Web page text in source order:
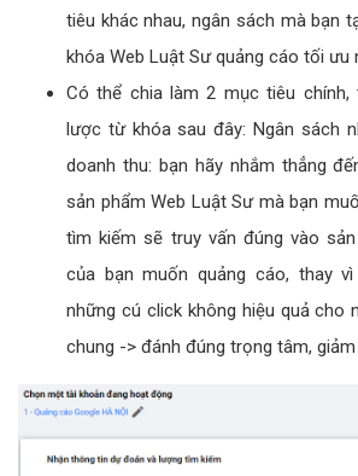
tiêu khác nhau, ngân sách mà bạn
khóa Web Luật Sư quảng cáo tối ưu
Có thể chia làm 2 mục tiêu chính,
lược từ khóa sau đây: Ngân sách
doanh thu: bạn hãy nhắm thẳng
sản phẩm Web Luật Sư mà bạn
tìm kiếm sẽ truy vấn đúng vào
của bạn muốn quảng cáo, thay
những cú click không hiệu quả cho
chung -> đánh đúng trọng tâm,